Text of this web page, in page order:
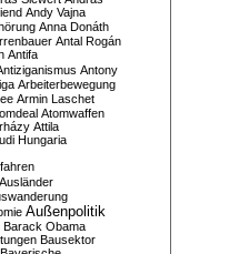
Andy Vajna
Anna Donáth
Antal Rogán
Antifa
Antony
Arbeiterbewegung
Armin Laschet
Atomwaffen
Attila
Hungaria
Ausländer
Außenpolitik
Barack Obama
Bausektor